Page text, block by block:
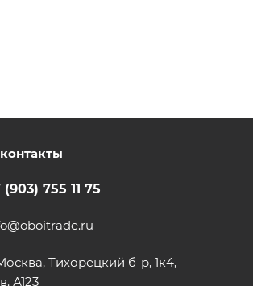
(903) 755 11 75
Тихорецкий б-р, 1к4,
А123